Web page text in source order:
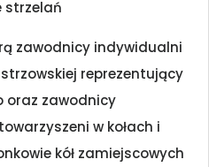
strzelań
zawodnicy indywidualni
reprezentujący
oraz zawodnicy
w kołach i
kół zamiejscowych